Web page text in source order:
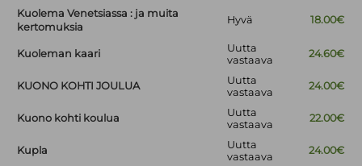
Kuolema Venetsiassa : ja muita
kertomuksia
Hyvä 18.00€
Kuoleman kaari
Uutta
vastaava
24.60€
KUONO KOHTI JOULUA
Uutta
vastaava
24.00€
Kuono kohti koulua
Uutta
vastaava
22.00€
Kupla
Uutta
vastaava
24.00€